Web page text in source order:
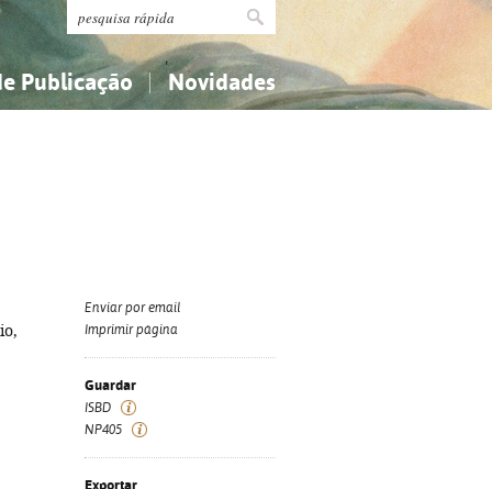
Publicação Novidades
Enviar por email
Imprimir página
Guardar
ISBD
NP405
Exportar